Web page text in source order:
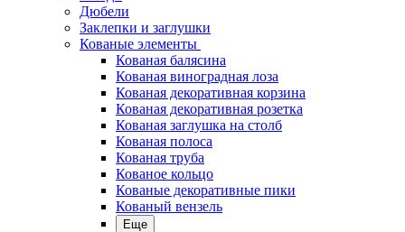
Дюбели
Заклепки и заглушки
Кованые элементы
Кованая балясина
Кованая виноградная лоза
Кованая декоративная корзина
Кованая декоративная розетка
Кованая заглушка на столб
Кованая полоса
Кованая труба
Кованое кольцо
Кованые декоративные пики
Кованый вензель
Еще